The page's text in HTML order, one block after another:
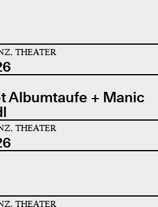
THEATER
Albumtaufe + Manic
THEATER
THEATER